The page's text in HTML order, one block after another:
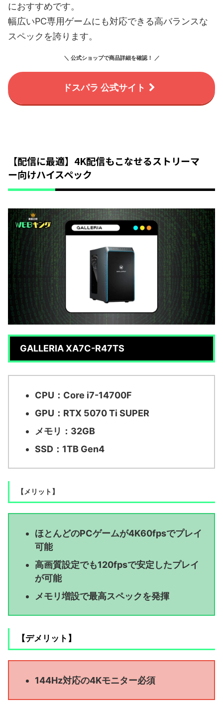
におすすめです。
幅広いPC専用ゲームにも対応できる高バランスな
スペックを誇ります。
＼ 公式ショップで商品詳細を確認！ ／
ドスパラ 公式サイト
【配信に最適】4K配信もこなせるストリーマ
ー向けハイスペック
GALLERIA XA7C-R47TS
CPU：Core i7-14700F
GPU：RTX 5070 Ti SUPER
メモリ：32GB
SSD：1TB Gen4
【メリット】
ほとんどのPCゲームが4K60fpsでプレイ
可能
高画質設定でも120fpsで安定したプレイ
が可能
メモリ増設で最高スペックを発揮
【デメリット】
144Hz対応の4Kモニター必須